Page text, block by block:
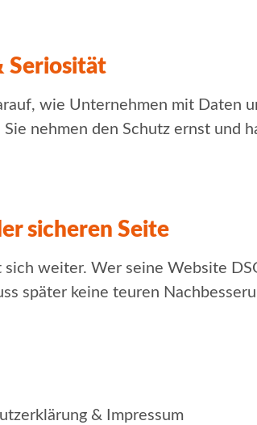
Seriosität
wie Unternehmen mit Daten
nehmen den Schutz ernst und
sicheren Seite
weiter. Wer seine Website
später keine teuren
& Impressum